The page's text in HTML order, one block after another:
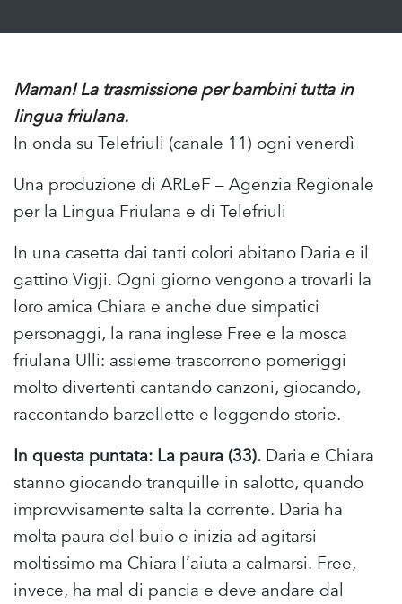
Maman! La trasmissione per bambini tutta in
lingua friulana.
In onda su Telefriuli (canale 11) ogni venerdì
Una produzione di ARLeF – Agenzia Regionale
per la Lingua Friulana e di Telefriuli
In una casetta dai tanti colori abitano Daria e il
gattino Vigji. Ogni giorno vengono a trovarli la
loro amica Chiara e anche due simpatici
personaggi, la rana inglese Free e la mosca
friulana Ulli: assieme trascorrono pomeriggi
molto divertenti cantando canzoni, giocando,
raccontando barzellette e leggendo storie.
In questa puntata: La paura (33). Daria e Chiara
stanno giocando tranquille in salotto, quando
improvvisamente salta la corrente. Daria ha
molta paura del buio e inizia ad agitarsi
moltissimo ma Chiara l’aiuta a calmarsi. Free,
invece, ha mal di pancia e deve andare dal